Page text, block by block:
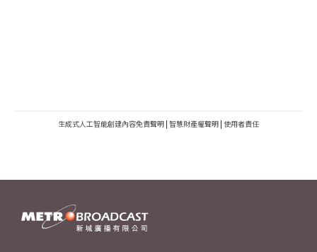
生成式人工智能創建內容免責聲明 | 智慧財產權聲明 | 使用者責任